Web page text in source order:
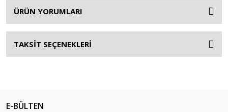
ÜRÜN YORUMLARI
TAKSİT SEÇENEKLERİ
E-BÜLTEN